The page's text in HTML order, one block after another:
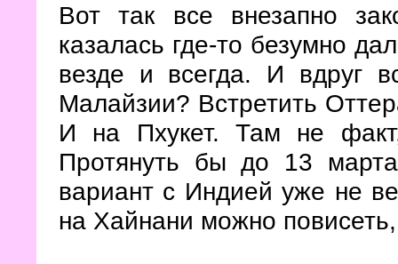
Вот так все внезапно
казалась где-то безумно
везде и всегда. И вдруг
Малайзии? Встретить
И на Пхукет. Там не
Протянуть бы до 13
вариант с Индией уже не
на Хайнани можно